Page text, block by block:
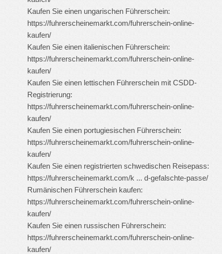
Kaufen Sie einen ungarischen Führerschein:
https://fuhrerscheinemarkt.com/fuhrerschein-online-
kaufen/
Kaufen Sie einen italienischen Führerschein:
https://fuhrerscheinemarkt.com/fuhrerschein-online-
kaufen/
Kaufen Sie einen lettischen Führerschein mit CSDD-
Registrierung:
https://fuhrerscheinemarkt.com/fuhrerschein-online-
kaufen/
Kaufen Sie einen portugiesischen Führerschein:
https://fuhrerscheinemarkt.com/fuhrerschein-online-
kaufen/
Kaufen Sie einen registrierten schwedischen Reisepass:
https://fuhrerscheinemarkt.com/k ... d-gefalschte-passe/
Rumänischen Führerschein kaufen:
https://fuhrerscheinemarkt.com/fuhrerschein-online-
kaufen/
Kaufen Sie einen russischen Führerschein:
https://fuhrerscheinemarkt.com/fuhrerschein-online-
kaufen/